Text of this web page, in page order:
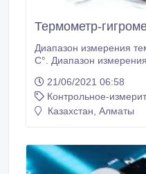
Термометр-
Диапазон измерения
C°. Диапазон
подставкой. С
21/06/2021 06:58
Контрольное-
Казахстан, Алматы